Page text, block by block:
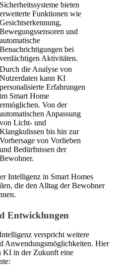
Sicherheitssysteme bieten
erweiterte Funktionen wie
Gesichtserkennung,
Bewegungssensoren und
automatische
Benachrichtigungen bei
verdächtigen Aktivitäten.
Durch die Analyse von
Nutzerdaten kann KI
personalisierte Erfahrungen
im Smart Home
ermöglichen. Von der
automatischen Anpassung
von Licht- und
Klangkulissen bis hin zur
Vorhersage von Vorlieben
und Bedürfnissen der
Bewohner.
Intelligenz in Smart Homes
die den Alltag der Bewohner
Entwicklungen
verspricht weitere
Anwendungsmöglichkeiten. Hier
KI in der Zukunft eine